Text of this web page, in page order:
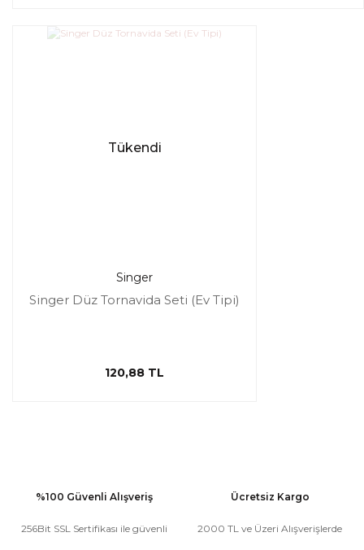
Tükendi
Singer
Singer Düz Tornavida Seti (Ev Tipi)
120,88 TL
%100 Güvenli Alışveriş
256Bit SSL Sertifikası ile güvenli
Ücretsiz Kargo
2000 TL ve Üzeri Alışverişlerde